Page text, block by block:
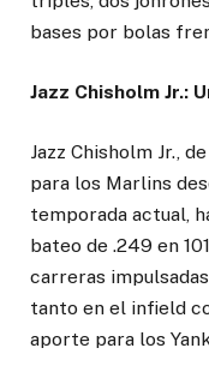
bases por bolas
Jazz Chisholm Jr.:
Jazz Chisholm Jr.,
para los Marlins
temporada actual,
bateo de .249 en
carreras
tanto en el infield
aporte para los